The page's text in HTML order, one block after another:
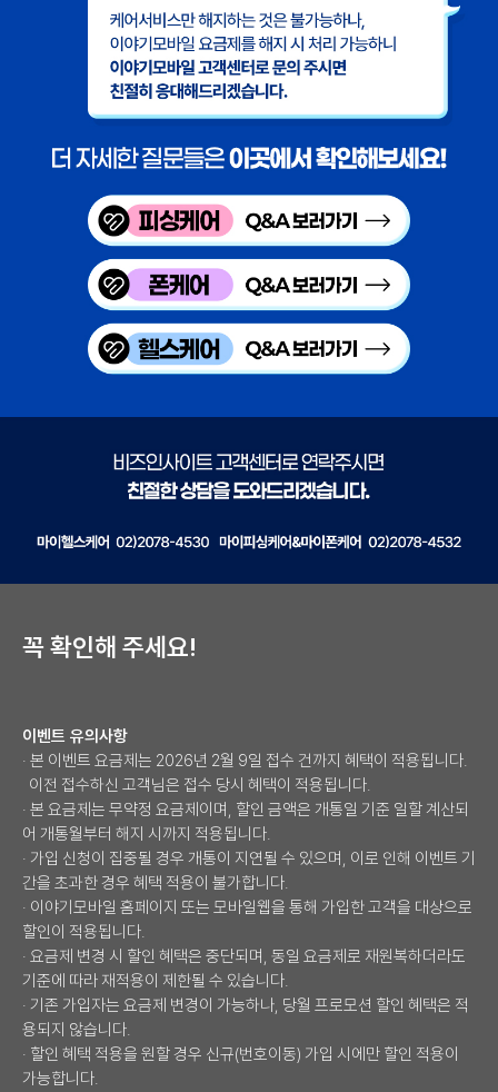
자주 묻는 질문들
피싱케어 QA 보러가기
폰케어 QA 보러가기
꼭 확인해 주세요!
이벤트 유의사항
· 본 이벤트 요금제는 2026년 2월 9일 접수 건까지 혜택이 적용됩니다.
이전 접수하신 고객님은 접수 당시 혜택이 적용됩니다.
· 본 요금제는 무약정 요금제이며, 할인 금액은 개통일 기준 일할 계산되
어 개통월부터 해지 시까지 적용됩니다.
· 가입 신청이 집중될 경우 개통이 지연될 수 있으며, 이로 인해 이벤트 기
간을 초과한 경우 혜택 적용이 불가합니다.
· 이야기모바일 홈페이지 또는 모바일웹을 통해 가입한 고객을 대상으로
할인이 적용됩니다.
· 요금제 변경 시 할인 혜택은 중단되며, 동일 요금제로 재원복하더라도
기준에 따라 재적용이 제한될 수 있습니다.
· 기존 가입자는 요금제 변경이 가능하나, 당월 프로모션 할인 혜택은 적
용되지 않습니다.
· 할인 혜택 적용을 원할 경우 신규(번호이동) 가입 시에만 할인 적용이
가능합니다.